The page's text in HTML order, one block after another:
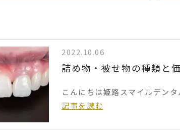
2022.10.06
詰め物・被せ物の種類と
こんにちは姫路スマイルデン
記事を読む